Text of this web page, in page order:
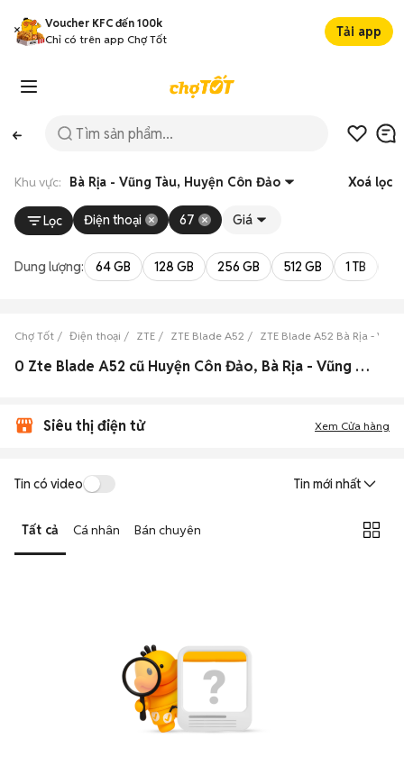
Voucher KFC đến 100k
Chỉ có trên app Chợ Tốt
Tải app
Khu vực: Bà Rịa - Vũng Tàu, Huyện Côn Đảo Xoá lọc
Lọc Điện thoại 67 Giá
Dung lượng: 64 GB 128 GB 256 GB 512 GB 1 TB
Chợ Tốt Điện thoại ZTE ZTE Blade A52 ZTE Blade A52 Bà Rịa -
0 Zte Blade A52 cũ Huyện Côn Đảo, Bà Rịa - Vũng Tàu đẹp
Siêu thị điện tử Xem Cửa hàng
Tin có video Tin mới nhất
Tất cả Cá nhân Bán chuyên